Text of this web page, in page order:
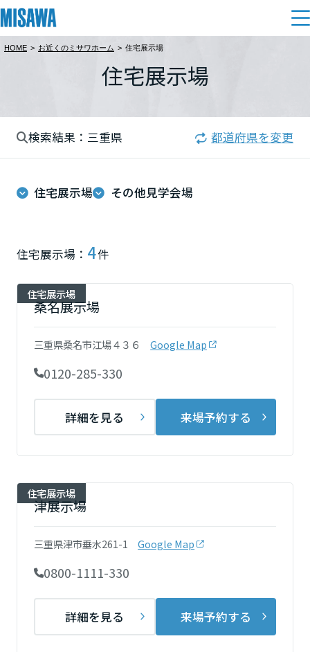
住まい
商品ラインアップ
インテリア
住まいづくりガイド
分譲住宅（建売・土地）検索
中古住宅検索
スムストック検索
住まいの売却
個人のお客さま
賃貸住宅
店舗・各種施設
土地活用モデルルーム見学
社宅建築
これから土地活用・賃貸経営をご検討の方
土地活用の基礎から長期安定経営を目指すオーナー様まで、賃貸経営
に役立つ多彩な情報を幅広くお届けします。
戸建て・マンション
リフォームメニュー
事業用
事業用リノベーション
ホテル・旅館リフォーム
リフォーム営業所
これからリフォームをご検討の方
ホームラウンジ リフォーム
まちづくり
複合開発事業（ASMACI-アスマチ-）
再開発・官民連携事業
分譲マンション開発事業
収益不動産・投資開発事業
建築再生事業
事業用売買
事業用地・事業用建物
すべてのフィールドに新しい価値をデザインし、持続可能な未来志向
のまちづくりを実現していきます。
オーナーサポート
サポートメニュー
保証制度
アフターメンテナンス
ミサワリフォーム
お客様センター
ミサワホームオーナーさま・リフォーム工事ご契約者さまとミサワホ
ームを結ぶコミュニケーションサイト。お得・便利・安心なコンテン
ツや、ミサワホームからの大切なお知らせなど配信しています。
企業・IR情報
ニュース
MISAWAについて
SDGs
環境活動
採用情報
新卒者採用
展示場・イベント情報
カタログ請求
住まいのご相談
HOME > お近くのミサワホーム > 住宅展示場
住宅展示場
検索結果：三重県 都道府県を変更
住宅展示場 その他見学会場
住宅展示場： 4件
住宅展示場
桑名展示場
三重県桑名市江場４３６ Google Map
0120-285-330
詳細を見る 来場予約する
住宅展示場
津展示場
三重県津市垂水261-1 Google Map
0800-1111-330
詳細を見る 来場予約する
都道府県を選択
青森県
岩手県
宮城県
秋田県
山形県
福島県
関東